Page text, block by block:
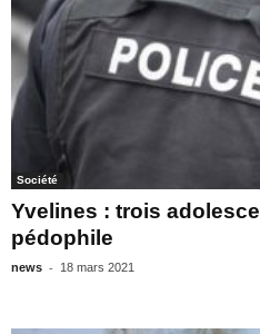
Société
Yvelines : trois
pédophile
news - 18 mars 2021